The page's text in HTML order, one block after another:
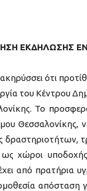
ΕΚΔΗΛΩΣΗΣ
ότι
του Κέντρου
Το
Θεσσαλονίκης,
ως χώροι
από πρατήρια